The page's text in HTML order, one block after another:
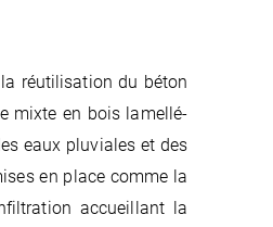
réutilisation du béton
mixte en bois lamellé-
eaux pluviales et des
en place comme la
accueillant la